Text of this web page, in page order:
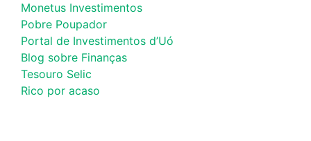
Monetus Investimentos
Pobre Poupador
Portal de Investimentos d’Uó
Blog sobre Finanças
Tesouro Selic
Rico por acaso